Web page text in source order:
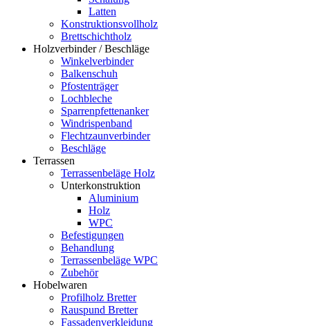
Latten
Konstruktionsvollholz
Brettschichtholz
Holzverbinder / Beschläge
Winkelverbinder
Balkenschuh
Pfostenträger
Lochbleche
Sparrenpfettenanker
Windrispenband
Flechtzaunverbinder
Beschläge
Terrassen
Terrassenbeläge Holz
Unterkonstruktion
Aluminium
Holz
WPC
Befestigungen
Behandlung
Terrassenbeläge WPC
Zubehör
Hobelwaren
Profilholz Bretter
Rauspund Bretter
Fassadenverkleidung